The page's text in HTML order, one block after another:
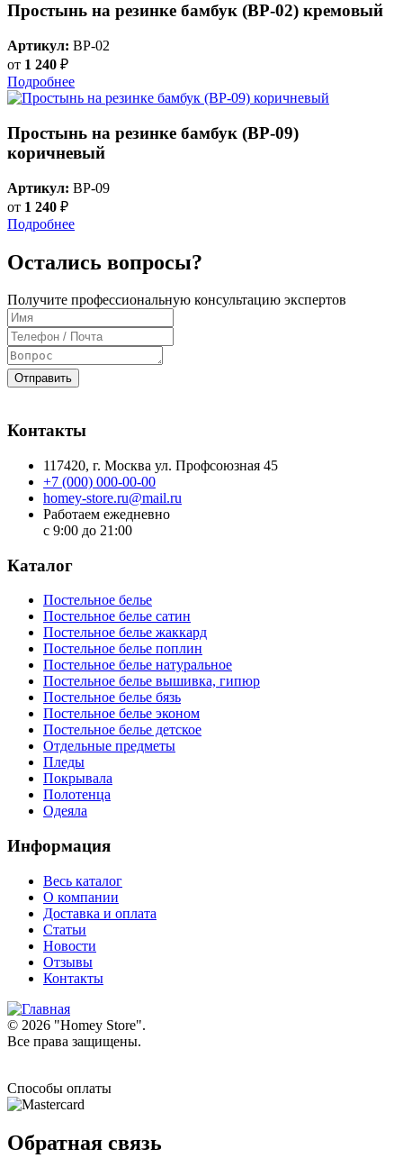
Простынь на резинке бамбук (BP-02) кремовый
Артикул: BP-02
от 1 240 ₽
Подробнее
Простынь на резинке бамбук (BP-09)
коричневый
Артикул: BP-09
от 1 240 ₽
Подробнее
Остались вопросы?
Получите профессиональную консультацию экспертов
Отправить
Контакты
117420, г. Москва ул. Профсоюзная 45
+7 (000) 000-00-00
homey-store.ru@mail.ru
Работаем ежедневно
с 9:00 до 21:00
Каталог
Постельное белье
Постельное белье сатин
Постельное белье жаккард
Постельное белье поплин
Постельное белье натуральное
Постельное белье вышивка, гипюр
Постельное белье бязь
Постельное белье эконом
Постельное белье детское
Отдельные предметы
Пледы
Покрывала
Полотенца
Одеяла
Информация
Весь каталог
О компании
Доставка и оплата
Статьи
Новости
Отзывы
Контакты
© 2026 "Homey Store".
Все права защищены.
Способы оплаты
Обратная связь